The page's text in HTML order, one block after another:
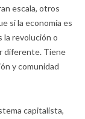
escala, otros
si la economía es
revolución o
diferente. Tiene
y comunidad
capitalista,